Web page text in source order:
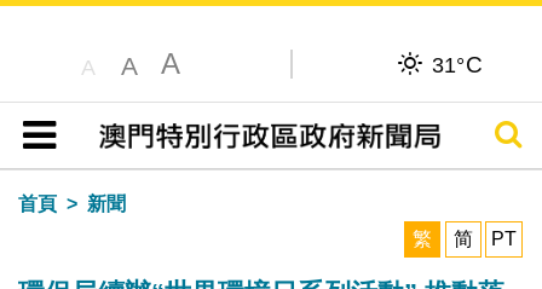
A A A 31°C
目錄
搜尋
首頁
新聞
繁
简 PT